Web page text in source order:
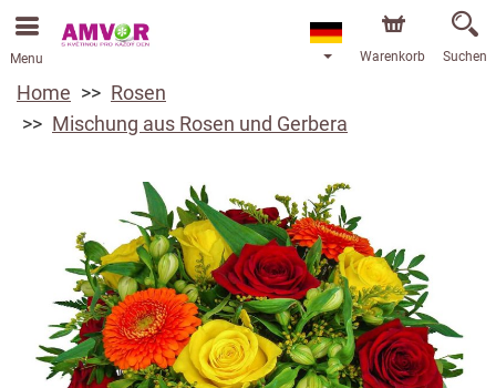
Menu Warenkorb Suchen
Home
Rosen
Mischung aus Rosen und Gerbera